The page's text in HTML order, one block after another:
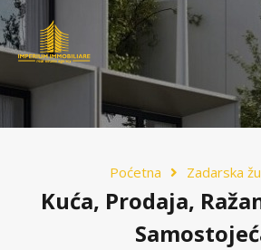
Poćetna Zadarska
Kuća, Prodaja,